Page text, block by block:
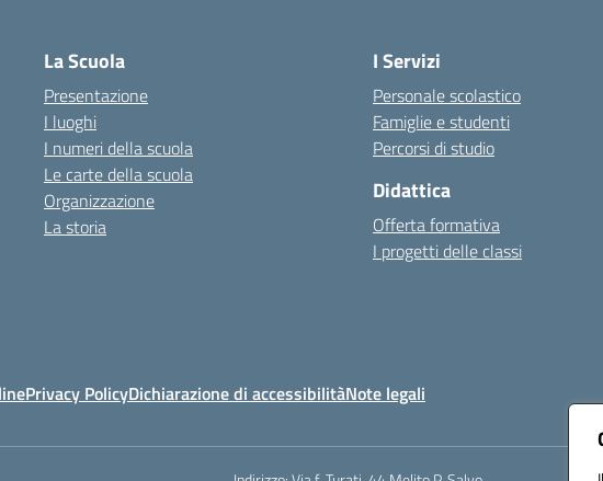
La Scuola
Presentazione
I luoghi
I numeri della scuola
Le carte della scuola
Organizzazione
La storia
I Servizi
Personale scolastico
Famiglie e studenti
Percorsi di studio
Didattica
Offerta formativa
I progetti delle classi
Privacy PolicyDichiarazione di accessibilitàNote legali